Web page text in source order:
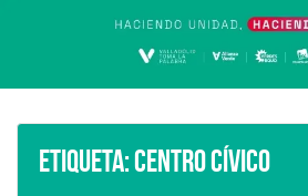
Etiqueta:Centro Cívico